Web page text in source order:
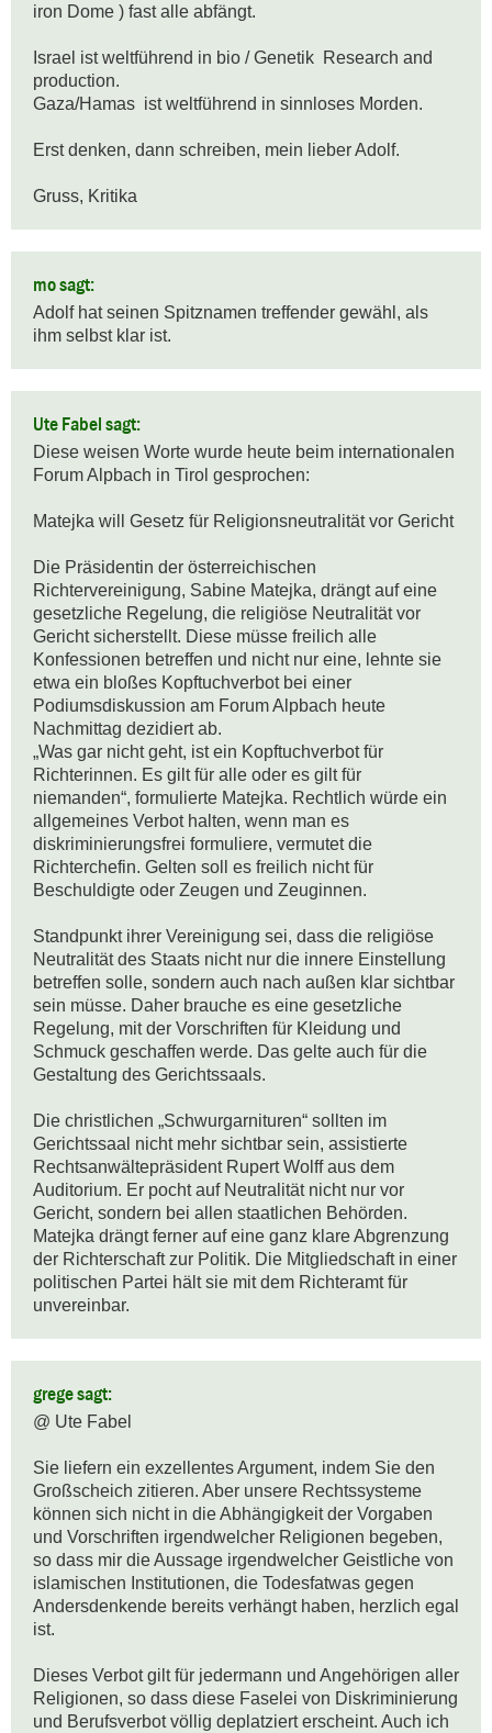
iron Dome ) fast alle abfängt.
Israel ist weltführend in bio / Genetik  Research and
production.
Gaza/Hamas  ist weltführend in sinnloses Morden.
Erst denken, dann schreiben, mein lieber Adolf.
Gruss, Kritika
mo sagt:
Adolf hat seinen Spitznamen treffender gewähl, als
ihm selbst klar ist.
Ute Fabel sagt:
Diese weisen Worte wurde heute beim internationalen
Forum Alpbach in Tirol gesprochen:
Matejka will Gesetz für Religionsneutralität vor Gericht
Die Präsidentin der österreichischen
Richtervereinigung, Sabine Matejka, drängt auf eine
gesetzliche Regelung, die religiöse Neutralität vor
Gericht sicherstellt. Diese müsse freilich alle
Konfessionen betreffen und nicht nur eine, lehnte sie
etwa ein bloßes Kopftuchverbot bei einer
Podiumsdiskussion am Forum Alpbach heute
Nachmittag dezidiert ab.
„Was gar nicht geht, ist ein Kopftuchverbot für
Richterinnen. Es gilt für alle oder es gilt für
niemanden“, formulierte Matejka. Rechtlich würde ein
allgemeines Verbot halten, wenn man es
diskriminierungsfrei formuliere, vermutet die
Richterchefin. Gelten soll es freilich nicht für
Beschuldigte oder Zeugen und Zeuginnen.
Standpunkt ihrer Vereinigung sei, dass die religiöse
Neutralität des Staats nicht nur die innere Einstellung
betreffen solle, sondern auch nach außen klar sichtbar
sein müsse. Daher brauche es eine gesetzliche
Regelung, mit der Vorschriften für Kleidung und
Schmuck geschaffen werde. Das gelte auch für die
Gestaltung des Gerichtssaals.
Die christlichen „Schwurgarnituren“ sollten im
Gerichtssaal nicht mehr sichtbar sein, assistierte
Rechtsanwältepräsident Rupert Wolff aus dem
Auditorium. Er pocht auf Neutralität nicht nur vor
Gericht, sondern bei allen staatlichen Behörden.
Matejka drängt ferner auf eine ganz klare Abgrenzung
der Richterschaft zur Politik. Die Mitgliedschaft in einer
politischen Partei hält sie mit dem Richteramt für
unvereinbar.
grege sagt:
@ Ute Fabel
Sie liefern ein exzellentes Argument, indem Sie den
Großscheich zitieren. Aber unsere Rechtssysteme
können sich nicht in die Abhängigkeit der Vorgaben
und Vorschriften irgendwelcher Religionen begeben,
so dass mir die Aussage irgendwelcher Geistliche von
islamischen Institutionen, die Todesfatwas gegen
Andersdenkende bereits verhängt haben, herzlich egal
ist.
Dieses Verbot gilt für jedermann und Angehörigen aller
Religionen, so dass diese Faselei von Diskriminierung
und Berufsverbot völlig deplatziert erscheint. Auch ich